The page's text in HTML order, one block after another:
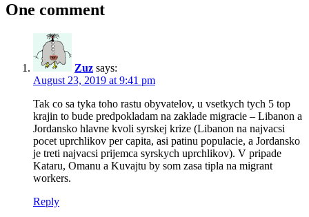
One comment
Zuz says:
August 23, 2019 at 9:41 pm
Tak co sa tyka toho rastu obyvatelov, u vsetkych tych 5 top
krajin to bude predpokladam na zaklade migracie – Libanon a
Jordansko hlavne kvoli syrskej krize (Libanon na najvacsi
pocet uprchlikov per capita, asi patinu populacie, a Jordansko
je treti najvacsi prijemca syrskych uprchlikov). V pripade
Kataru, Omanu a Kuvajtu by som zasa tipla na migrant
workers.
Reply